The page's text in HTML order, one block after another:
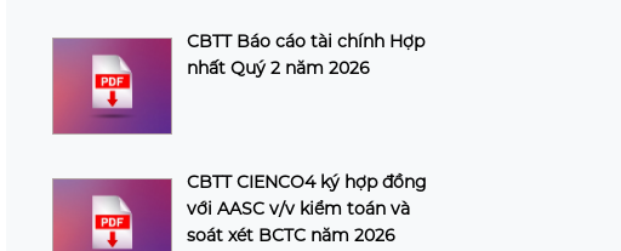
CBTT Báo cáo tài chính Hợp
nhất Quý 2 năm 2026
CBTT CIENCO4 ký hợp đồng
với AASC v/v kiểm toán và
soát xét BCTC năm 2026